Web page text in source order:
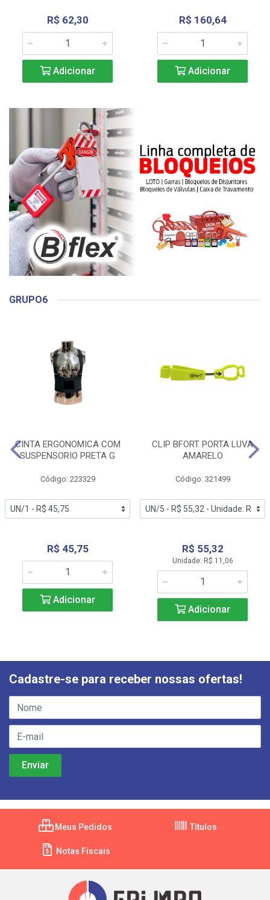
R$ 62,30
Adicionar
R$ 160,64
Adicionar
GRUPO6
CINTA ERGONOMICA COM
SUSPENSORIO PRETA G
Código: 223329
R$ 45,75
Adicionar
CLIP BFORT PORTA LUVA
AMARELO
Código: 321499
R$ 55,32
Unidade: R$ 11,06
Adicionar
Cadastre-se para receber nossas ofertas!
Meus Pedidos Títulos
Notas Fiscais